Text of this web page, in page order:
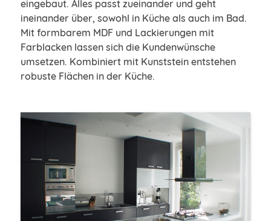
eingebaut. Alles passt zueinander und geht
ineinander über, sowohl in Küche als auch im Bad.
Mit formbarem MDF und Lackierungen mit
Farblacken lassen sich die Kundenwünsche
umsetzen. Kombiniert mit Kunststein entstehen
robuste Flächen in der Küche.